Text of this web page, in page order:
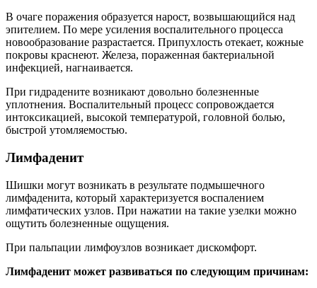
В очаге поражения образуется нарост, возвышающийся над
эпителием. По мере усиления воспалительного процесса
новообразование разрастается. Припухлость отекает, кожные
покровы краснеют. Железа, пораженная бактериальной
инфекцией, нагнаивается.
При гидрадените возникают довольно болезненные
уплотнения. Воспалительный процесс сопровождается
интоксикацией, высокой температурой, головной болью,
быстрой утомляемостью.
Лимфаденит
Шишки могут возникать в результате подмышечного
лимфаденита, который характеризуется воспалением
лимфатических узлов. При нажатии на такие узелки можно
ощутить болезненные ощущения.
При пальпации лимфоузлов возникает дискомфорт.
Лимфаденит может развиваться по следующим причинам: